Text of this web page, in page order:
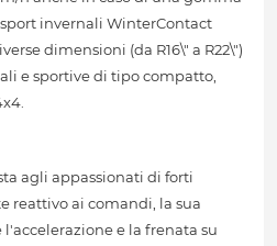
invernali WinterContact
dimensioni (da R16\" a R22\")
e sportive di tipo compatto,
agli appassionati di forti
reattivo ai comandi, la sua
e la frenata su